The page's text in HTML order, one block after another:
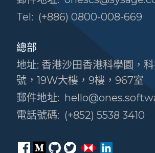
Tel: (+886) 0800-008-669
總部
地址: 香港沙田香港科學園，
號，19W大樓，9樓，967室
郵件地址:
電話號碼: (+852) 5538 3410